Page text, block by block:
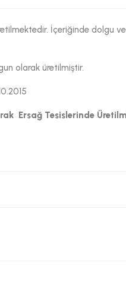
İçeriğinde dolgu
olarak üretilmiştir.
Ersağ Tesislerinde